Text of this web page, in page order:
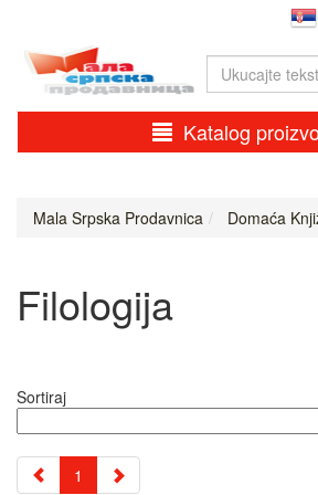
Katalog
Mala Srpska Prodavnica Domaća
Filologija
Sortiraj
1